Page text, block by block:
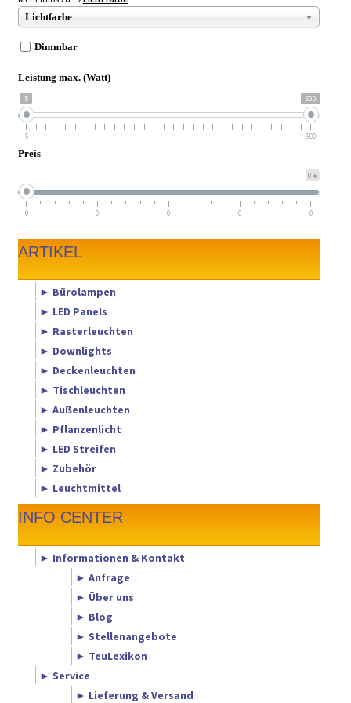
► ZAHLARTEN
► VERSANDARTEN
Lichtfarbe
Dimmbar
Leistung max. (Watt)
5 500
5 500
Preis
0 €
0 0 0 0 0
ARTIKEL
► Bürolampen
► LED Panels
► Rasterleuchten
► Downlights
► Deckenleuchten
► Tischleuchten
► Außenleuchten
► Pflanzenlicht
► LED Streifen
► Zubehör
► Leuchtmittel
INFO CENTER
► Informationen & Kontakt
► Anfrage
► Über uns
► Blog
► Stellenangebote
► TeuLexikon
► Service
► Lieferung & Versand